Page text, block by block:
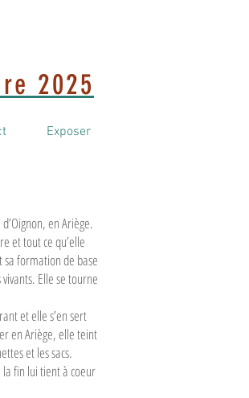
2025
Exposer
en Ariège.
et tout ce qu’elle
sa formation de base
Elle se tourne
et elle s’en sert
en Ariège, elle teint
et les sacs.
fin lui tient à coeur